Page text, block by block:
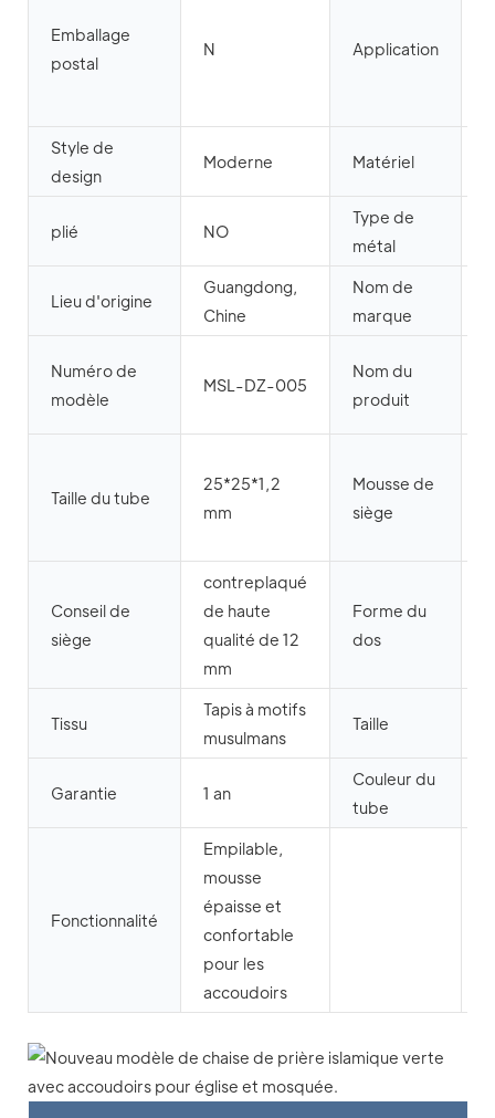
Emballage
postal
N Application
Style de
design
Moderne Matériel
plié NO
Type de
métal
Lieu d'origine
Guangdong,
Chine
Nom de
marque
Numéro de
modèle
MSL-DZ-005
Nom du
produit
Taille du tube
25*25*1,2
mm
Mousse de
siège
Conseil de
siège
contreplaqué
de haute
qualité de 12
mm
Forme du
dos
Tissu
Tapis à motifs
musulmans
Taille
Garantie 1 an
Couleur du
tube
Fonctionnalité
Empilable,
mousse
épaisse et
confortable
pour les
accoudoirs